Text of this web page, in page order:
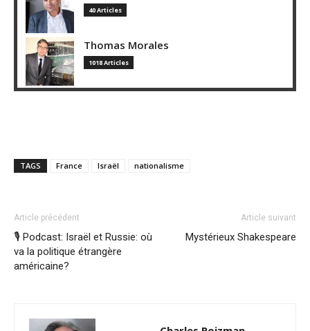
40 Articles
Thomas Morales
1018 Articles
TAGS France Israël nationalisme
Article précédent
🎙️ Podcast: Israël et Russie: où
va la politique étrangère
américaine?
Article suivant
Mystérieux Shakespeare